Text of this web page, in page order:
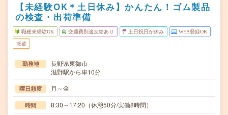
【未経験OK＊土日休み】かんたん！ゴム製品
の検査・出荷準備
職種未経験OK 交通費別途支給あり 土日祝日が休み WEB登録OK
派遣
勤務地
長野県東御市
滋野駅から車10分
曜日頻度 月～金
時間 8:30～17:20（休憩50分/実働8時間）